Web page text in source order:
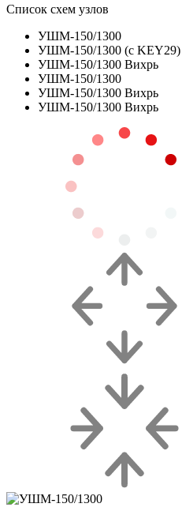
Список схем узлов
УШМ-150/1300
УШМ-150/1300 (с KEY29)
УШМ-150/1300 Вихрь
УШМ-150/1300
УШМ-150/1300 Вихрь
УШМ-150/1300 Вихрь